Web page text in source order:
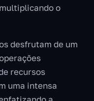
o
desfrutam de um
recursos
uma intensa